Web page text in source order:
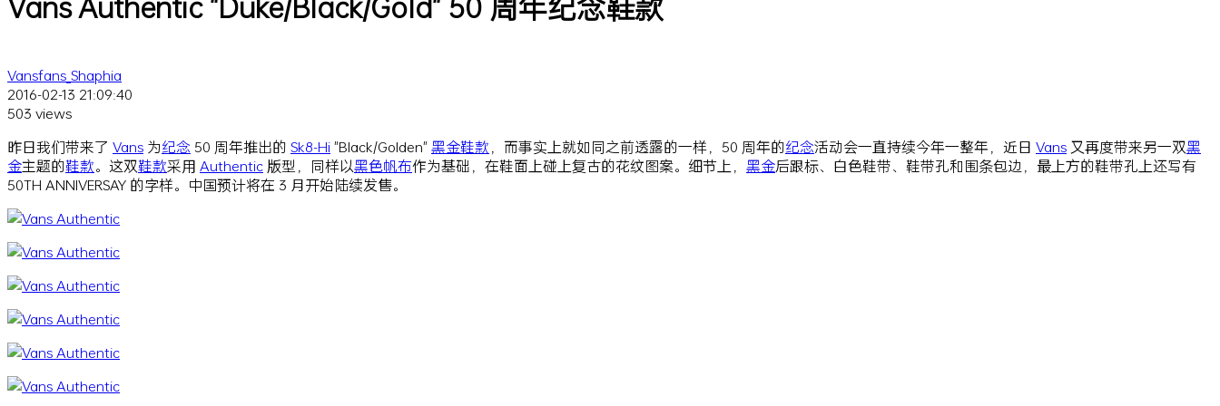
Vansfans_Shaphia
2016-02-13 21:09:40
503 views
昨日我们带来了 Vans 为纪念 50 周年推出的 Sk8-Hi"Black/Golden" 黑金鞋款 ，而事实上就如同之前透露的一样，50 周年的纪念活动会一直持续今年一整年，近日 Vans 又再度带来另一双黑
金主题的鞋款。这双鞋款采用 Authentic 版型，同样以黑色帆布作为基础，在鞋面上碰上复古的花纹图案。细节上， 黑金后跟标、白色鞋带、鞋带孔和围条包边，最上方的鞋带孔上还写有
50TH ANNIVERSAY 的字样。中国预计将在 3 月开始陆续发售。